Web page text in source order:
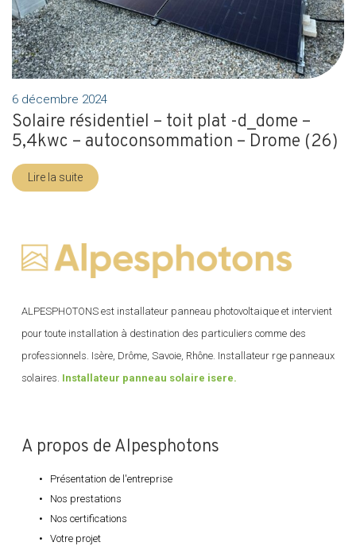
6 décembre 2024
Solaire résidentiel – toit plat -d_dome –
5,4kwc – autoconsommation – Drome (26)
Lire la suite
ALPESPHOTONS est installateur panneau photovoltaique et intervient
pour toute installation à destination des particuliers comme des
professionnels. Isère, Drôme, Savoie, Rhône. Installateur rge panneaux
solaires. Installateur panneau solaire isere.
A propos de Alpesphotons
Présentation de l'entreprise
Nos prestations
Nos certifications
Votre projet